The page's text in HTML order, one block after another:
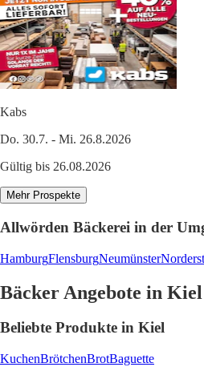
Kabs
Do. 30.7. - Mi. 26.8.2026
Gültig bis 26.08.2026
Mehr Prospekte
Allwörden Bäckerei in der
HamburgFlensburgNeumünster
Bäcker Angebote in Kiel
Beliebte Produkte in Kiel
KuchenBrötchenBrotBaguette